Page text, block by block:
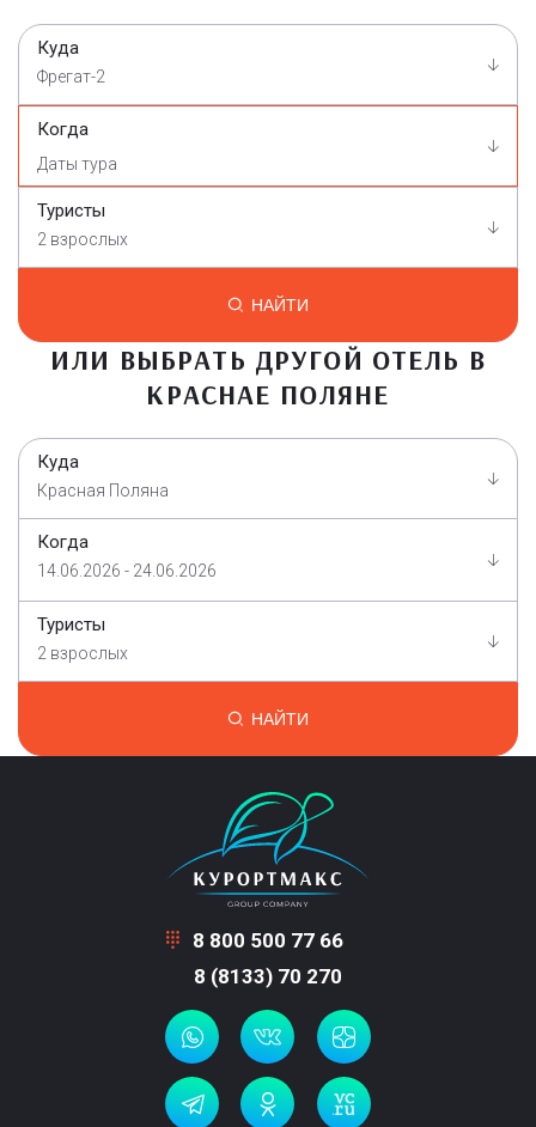
Куда
Фрегат-2
Когда
Туристы
2 взрослых
НАЙТИ
ИЛИ ВЫБРАТЬ ДРУГОЙ ОТЕЛЬ В
КРАСНАЕ ПОЛЯНЕ
Куда
Красная Поляна
Когда
14.06.2026 - 24.06.2026
Туристы
2 взрослых
НАЙТИ
8 800 500 77 66
8 (8133) 70 270